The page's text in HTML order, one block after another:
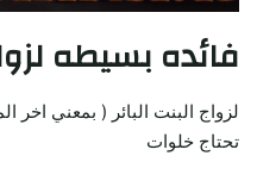
فائده بسيطه
لزواج البنت البائر ( بمعني اخر
تحتاج خلوات